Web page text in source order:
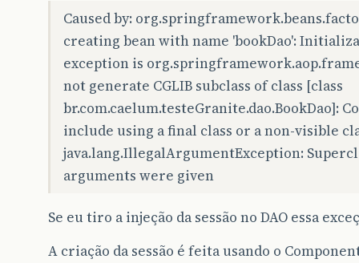
Caused by:
creating bean with name 'bookDao':
exception is
not generate CGLIB subclass of class [class
br.com.caelum.testeGranite.dao.BookDao]:
include using a final class or a non-visible
java.lang.IllegalArgumentException:
arguments were given
Se eu tiro a injeção da sessão no DAO essa
A criação da sessão é feita usando o